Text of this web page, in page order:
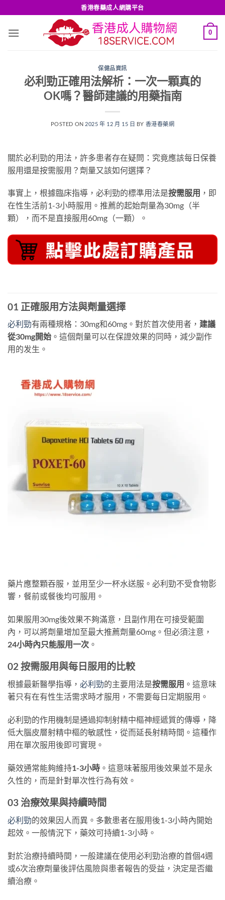
to
content
香港春藥成人網購平台
0
保健品資訊
必利勁正確用法解析：一次一顆真的
OK嗎？醫師建議的用藥指南
POSTED ON 2025 年 12 月 15 日 BY 香港春藥網
關於必利勁的用法，許多患者存在疑問：究竟應該每日保養
服用還是按需服用？劑量又該如何選擇？
事實上，根據臨床指導，必利勁的標準用法是按需服用 ，即
在性生活前1-3小時服用。推薦的起始劑量為30mg（半
顆），而不是直接服用60mg（一顆）。
01 正確服用方法與劑量選擇
必利勁有兩種規格：30mg和60mg。對於首次使用者，​ 建議
從30mg開始 ​。這個劑量可以在保證效果的同時，減少副作
用的发生。
藥片應整顆吞服，並用至少一杯水送服。必利勁不受食物影
響，餐前或餐後均可服用。
如果服用30mg後效果不夠滿意，且副作用在可接受範圍
內，可以將劑量增加至最大推薦劑量60mg。但必須注意，​
24小時內只能服用一次 ​。
02 按需服用與每日服用的比較
根據最新醫學指導， 必利勁的主要用法是按需服用 ​。這意味
著只有在有性生活需求時才服用，不需要每日定期服用。
必利勁的作用機制是通過抑制射精中樞神經遞質的傳導，降
低大腦皮層射精中樞的敏感性，從而延長射精時間。這種作
用在單次服用後即可實現。
藥效通常能夠維持1-3小時 ​。這意味著服用後效果並不是永
久性的，而是針對單次性行為有效。
03 治療效果與持續時間
必利勁的效果因人而異。多數患者在服用後1-3小時內開始
起效。一般情況下，藥效可持續1-3小時。
對於治療持續時間，一般建議在使用必利勁治療的首個4週
或6次治療劑量後評估風險與患者報告的受益，決定是否繼
續治療。